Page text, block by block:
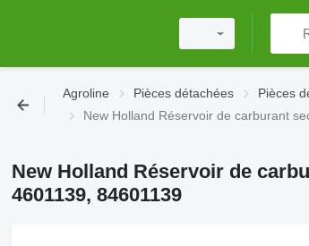
Agroline Pièces détachées Pièces
New Holland Réservoir de carburant
New Holland Réservoir de
4601139, 84601139